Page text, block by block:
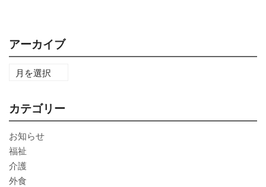
アーカイブ
カテゴリー
お知らせ
福祉
介護
外食